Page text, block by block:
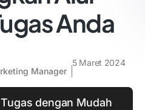
Anda
Manager
5 Maret 2024
dengan Mudah